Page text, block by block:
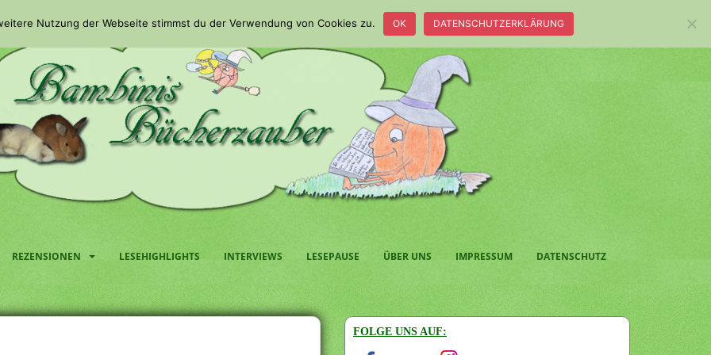
REZENSIONEN LESEHIGHLIGHTS INTERVIEWS LESEPAUSE ÜBER UNS IMPRESSUM DATENSCHUTZ
FOLGE UNS AUF:
Nutzung der Webseite stimmst du der Verwendung von Cookies zu. OK DATENSCHUTZERKLÄRUNG